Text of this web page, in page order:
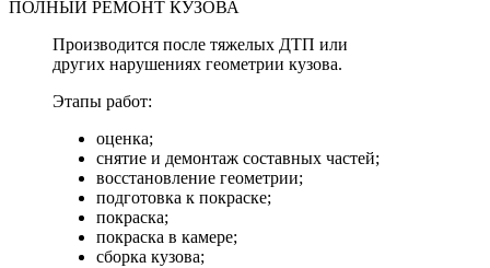
ПОЛНЫЙ РЕМОНТ КУЗОВА
Производится после тяжелых ДТП или
других нарушениях геометрии кузова.
Этапы работ:
оценка;
снятие и демонтаж составных частей;
восстановление геометрии;
подготовка к покраске;
покраска;
покраска в камере;
сборка кузова;